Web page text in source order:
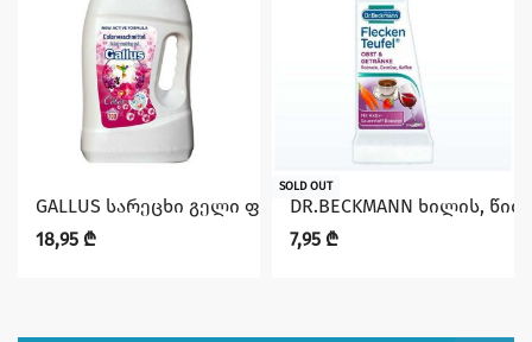
GALLUS სარეცხი გელი ფერადი ქსოვილისთვის 4 ლ
18,95 ₾
SOLD OUT
DR.BECKMANN ხილის,
7,95 ₾